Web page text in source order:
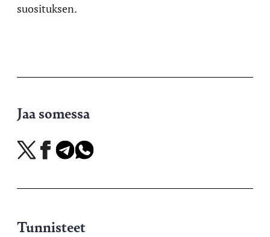
suosituksen.
Jaa somessa
Jaa
X-
Jaa
Facebookissa
Jaa
Telegramissa
Jaa
WhatsAppissa
Tunnisteet